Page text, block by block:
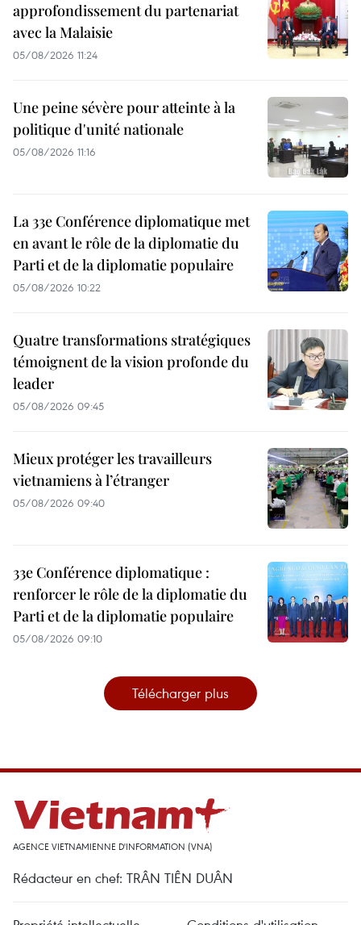
approfondissement du partenariat
avec la Malaisie
05/08/2026 11:24
Une peine sévère pour atteinte à la
politique d'unité nationale
05/08/2026 11:16
La 33e Conférence diplomatique met
en avant le rôle de la diplomatie du
Parti et de la diplomatie populaire
05/08/2026 10:22
Quatre transformations stratégiques
témoignent de la vision profonde du
leader
05/08/2026 09:45
Mieux protéger les travailleurs
vietnamiens à l’étranger
05/08/2026 09:40
33e Conférence diplomatique :
renforcer le rôle de la diplomatie du
Parti et de la diplomatie populaire
05/08/2026 09:10
Télécharger plus
AGENCE VIETNAMIENNE D'INFORMATION (VNA)
Rédacteur en chef: TRÂN TIÊN DUÂN